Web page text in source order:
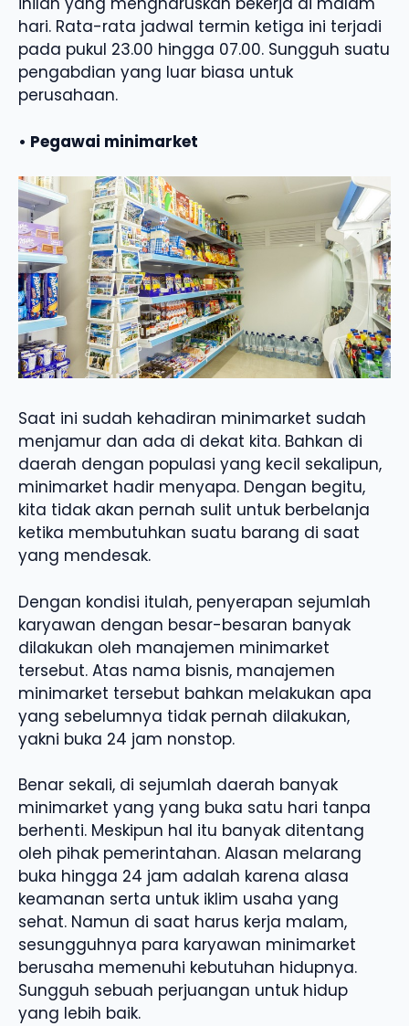
hari. Rata-rata jadwal termin ketiga ini terjadi
pada pukul 23.00 hingga 07.00. Sungguh suatu
pengabdian yang luar biasa untuk
perusahaan.
• Pegawai minimarket
Saat ini sudah kehadiran minimarket sudah
menjamur dan ada di dekat kita. Bahkan di
daerah dengan populasi yang kecil sekalipun,
minimarket hadir menyapa. Dengan begitu,
kita tidak akan pernah sulit untuk berbelanja
ketika membutuhkan suatu barang di saat
yang mendesak.
Dengan kondisi itulah, penyerapan sejumlah
karyawan dengan besar-besaran banyak
dilakukan oleh manajemen minimarket
tersebut. Atas nama bisnis, manajemen
minimarket tersebut bahkan melakukan apa
yang sebelumnya tidak pernah dilakukan,
yakni buka 24 jam nonstop.
Benar sekali, di sejumlah daerah banyak
minimarket yang yang buka satu hari tanpa
berhenti. Meskipun hal itu banyak ditentang
oleh pihak pemerintahan. Alasan melarang
buka hingga 24 jam adalah karena alasa
keamanan serta untuk iklim usaha yang
sehat. Namun di saat harus kerja malam,
sesungguhnya para karyawan minimarket
berusaha memenuhi kebutuhan hidupnya.
Sungguh sebuah perjuangan untuk hidup
yang lebih baik.